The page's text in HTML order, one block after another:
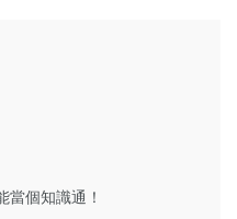
當個知識通！